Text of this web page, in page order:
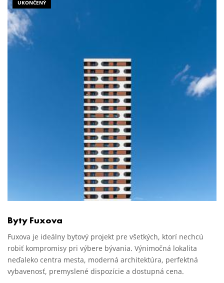
UKONČENÝ
Byty Fuxova
Fuxova je ideálny bytový projekt pre všetkých, ktorí nechcú
robiť kompromisy pri výbere bývania. Výnimočná lokalita
neďaleko centra mesta, moderná architektúra, perfektná
vybavenosť, premyslené dispozície a dostupná cena.